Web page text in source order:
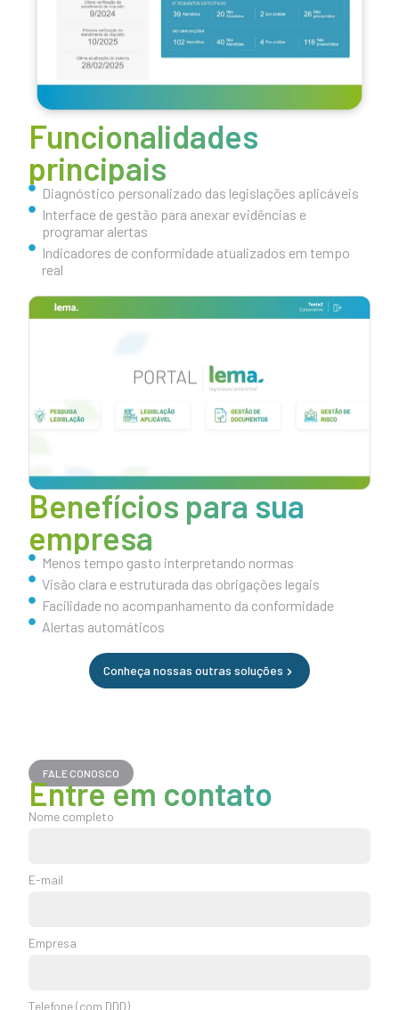
Funcionalidades
principais
Diagnóstico personalizado das legislações aplicáveis
Interface de gestão para anexar evidências e
programar alertas
Indicadores de conformidade atualizados em tempo
real
Benefícios para sua
empresa
⁠Menos tempo gasto interpretando normas
Visão clara e estruturada das obrigações legais
Facilidade no acompanhamento da conformidade
Alertas automáticos
Conheça nossas outras soluções
FALE CONOSCO
Entre em contato
Nome completo
E-mail
Empresa
Telefone (com DDD)